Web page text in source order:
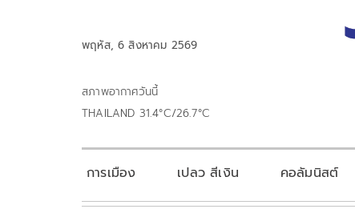
พฤหัส, 6 สิงหาคม 2569
สภาพอากาศวันนี้
THAILAND 31.4°C/26.7°C
การเมือง เปลว สีเงิน คอลัมนิสต์